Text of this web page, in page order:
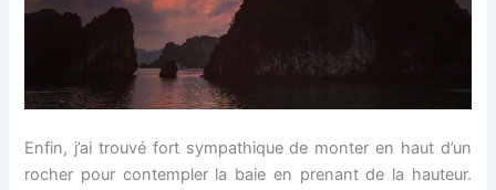
Enfin, j’ai trouvé fort sympathique de monter en haut d’un
rocher pour contempler la baie en prenant de la hauteur.